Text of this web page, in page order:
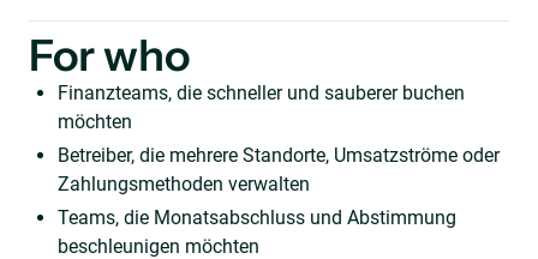
For who
Finanzteams, die schneller und sauberer buchen
möchten
Betreiber, die mehrere Standorte, Umsatzströme oder
Zahlungsmethoden verwalten
Teams, die Monatsabschluss und Abstimmung
beschleunigen möchten